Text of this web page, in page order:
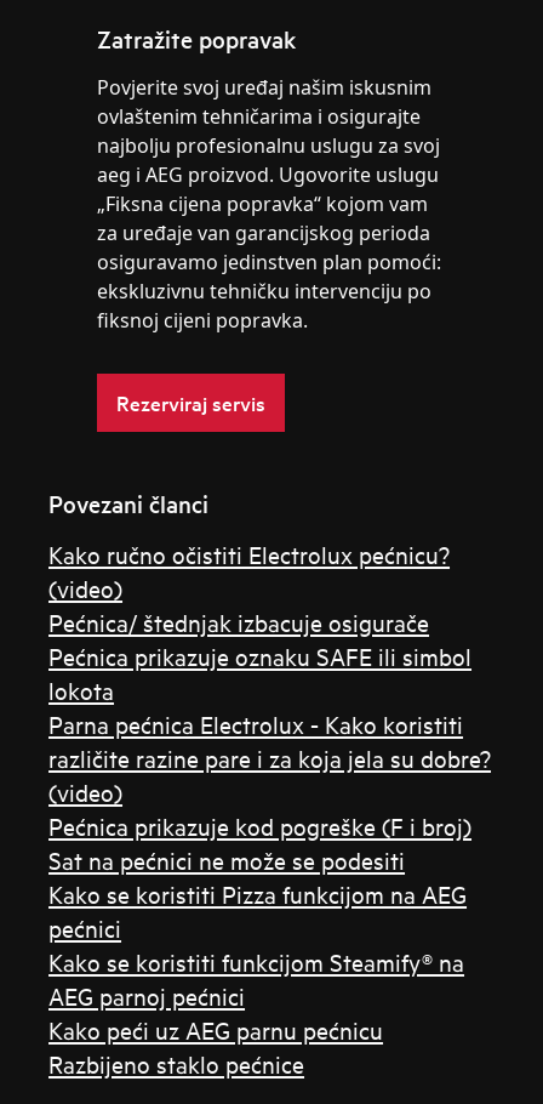
Zatražite popravak
Povjerite svoj uređaj našim iskusnim
ovlaštenim tehničarima i osigurajte
najbolju profesionalnu uslugu za svoj
aeg i AEG proizvod. Ugovorite uslugu
„Fiksna cijena popravka“ kojom vam
za uređaje van garancijskog perioda
osiguravamo jedinstven plan pomoći:
ekskluzivnu tehničku intervenciju po
fiksnoj cijeni popravka.
Rezerviraj servis
Povezani članci
Kako ručno očistiti Electrolux pećnicu?
(video)
Pećnica/ štednjak izbacuje osigurače
Pećnica prikazuje oznaku SAFE ili simbol
lokota
Parna pećnica Electrolux - Kako koristiti
različite razine pare i za koja jela su dobre?
(video)
Pećnica prikazuje kod pogreške (F i broj)
Sat na pećnici ne može se podesiti
Kako se koristiti Pizza funkcijom na AEG
pećnici
Kako se koristiti funkcijom Steamify® na
AEG parnoj pećnici
Kako peći uz AEG parnu pećnicu
Razbijeno staklo pećnice